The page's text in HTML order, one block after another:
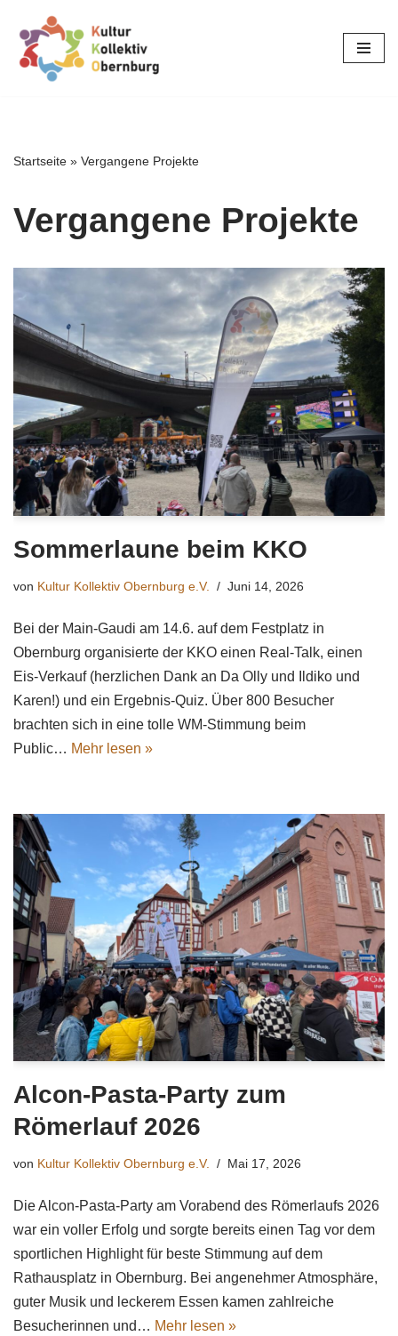
Zum
Inhalt
Startseite » Vergangene Projekte
Vergangene Projekte
Sommerlaune beim KKO
von Kultur Kollektiv Obernburg e.V. Juni 14, 2026
Bei der Main-Gaudi am 14.6. auf dem Festplatz in
Obernburg organisierte der KKO einen Real-Talk, einen
Eis-Verkauf (herzlichen Dank an Da Olly und Ildiko und
Karen!) und ein Ergebnis-Quiz. Über 800 Besucher
brachten sich in eine tolle WM-Stimmung beim
Public… Mehr lesen »
Alcon-Pasta-Party zum
Römerlauf 2026
von Kultur Kollektiv Obernburg e.V. Mai 17, 2026
Die Alcon-Pasta-Party am Vorabend des Römerlaufs 2026
war ein voller Erfolg und sorgte bereits einen Tag vor dem
sportlichen Highlight für beste Stimmung auf dem
Rathausplatz in Obernburg. Bei angenehmer Atmosphäre,
guter Musik und leckerem Essen kamen zahlreiche
Besucherinnen und… Mehr lesen »